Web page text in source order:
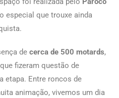
especial que trouxe ainda
de cerca de 500 motards,
fizeram questão de
etapa. Entre roncos de
animação, vivemos um dia